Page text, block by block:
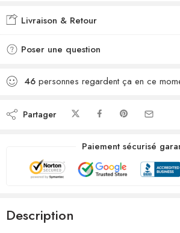
Ajouté à la liste de
Livraison & Retour
Poser une question
46 personnes regardent ça en ce
Partager
Paiement sécurisé
Description